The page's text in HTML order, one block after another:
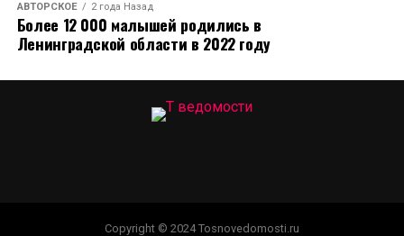
АВТОРСКОЕ 2 года Назад
Более 12 000 малышей родились в
Ленинградской области в 2022 году
Copyright © 2024 Tosnovedomosti.ru